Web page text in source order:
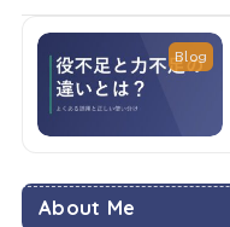
Blog
About Me